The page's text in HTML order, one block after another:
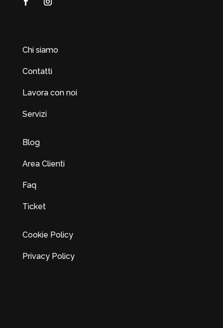
Chi siamo
Contatti
Lavora con noi
Servizi
Blog
Area Clienti
Faq
Ticket
Cookie Policy
Privacy Policy